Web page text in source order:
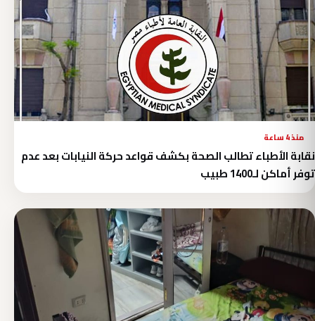
منذ 4 ساعة
نقابة الأطباء تطالب الصحة بكشف قواعد حركة النيابات بعد عدم
توفر أماكن لـ1400 طبيب